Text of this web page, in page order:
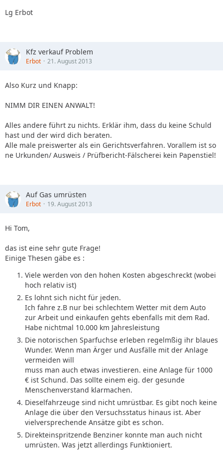
Lg Erbot
Kfz verkauf Problem
Erbot 21. August 2013
Also Kurz und Knapp:
NIMM DIR EINEN ANWALT!
Alles andere führt zu nichts. Erklär ihm, dass du keine Schuld
hast und der wird dich beraten.
Alle male preiswerter als ein Gerichtsverfahren. Vorallem ist so
ne Urkunden/ Ausweis / Prüfbericht-Fälscherei kein Papenstiel!
Auf Gas umrüsten
Erbot 19. August 2013
Hi Tom,
das ist eine sehr gute Frage!
Einige Thesen gäbe es :
Viele werden von den hohen Kosten abgeschreckt (wobei
hoch relativ ist)
Es lohnt sich nicht für jeden.
Ich fahre z.B nur bei schlechtem Wetter mit dem Auto
zur Arbeit und einkaufen gehts ebenfalls mit dem Rad.
Habe nichtmal 10.000 km Jahresleistung
Die notorischen Sparfuchse erleben regelmßig ihr blaues
Wunder. Wenn man Ärger und Ausfälle mit der Anlage
vermeiden will
muss man auch etwas investieren. eine Anlage für 1000
€ ist Schund. Das sollte einem eig. der gesunde
Menschenverstand klarmachen.
Dieselfahrzeuge sind nicht umrüstbar. Es gibt noch keine
Anlage die über den Versuchsstatus hinaus ist. Aber
vielversprechende Ansätze gibt es schon.
Direkteinspritzende Benziner konnte man auch nicht
umrüsten. Was jetzt allerdings Funktioniert.